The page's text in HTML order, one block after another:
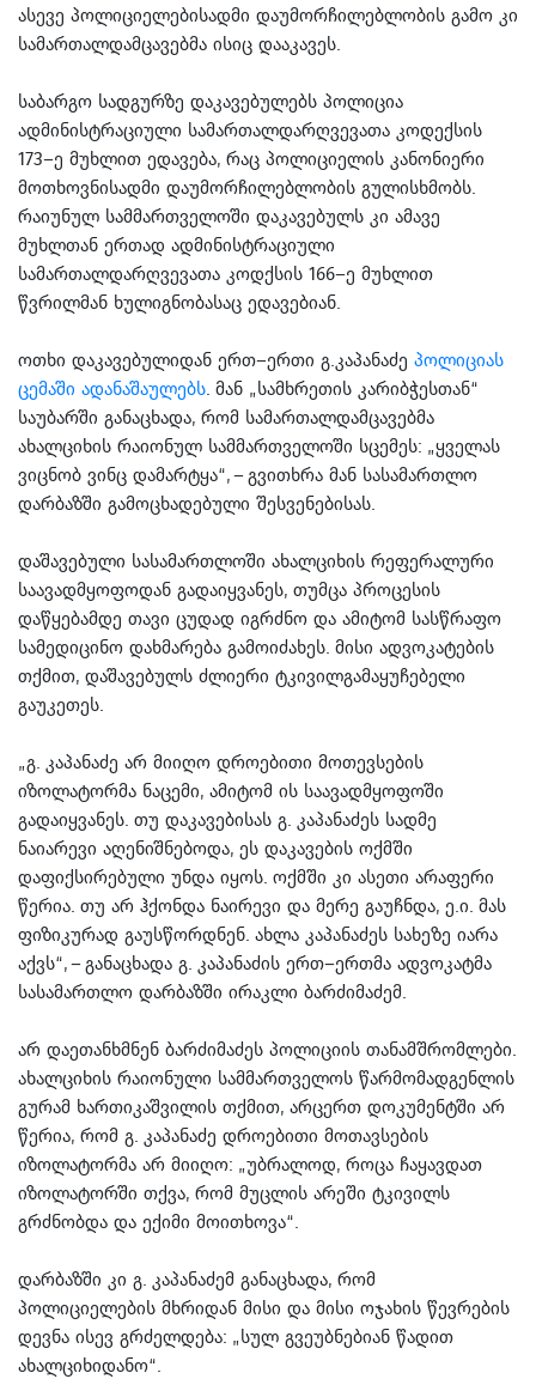
ასევე პოლიციელებისადმი დაუმორჩილებლობის გამო კი
სამართალდამცავებმა ისიც დააკავეს.
საბარგო სადგურზე დაკავებულებს პოლიცია
ადმინისტრაციული სამართალდარღვევათა კოდექსის
173–ე მუხლით ედავება, რაც პოლიციელის კანონიერი
მოთხოვნისადმი დაუმორჩილებლობის გულისხმობს.
რაიუნულ სამმართველოში დაკავებულს კი ამავე
მუხლთან ერთად ადმინისტრაციული
სამართალდარღვევათა კოდქსის 166–ე მუხლით
წვრილმან ხულიგნობასაც ედავებიან.
ოთხი დაკავებულიდან ერთ–ერთი გ.კაპანაძე პოლიციას
ცემაში ადანაშაულებს. მან „სამხრეთის კარიბჭესთან“
საუბარში განაცხადა, რომ სამართალდამცავებმა
ახალციხის რაიონულ სამმართველოში სცემეს: „ყველას
ვიცნობ ვინც დამარტყა“, – გვითხრა მან სასამართლო
დარბაზში გამოცხადებული შესვენებისას.
დაშავებული სასამართლოში ახალციხის რეფერალური
საავადმყოფოდან გადაიყვანეს, თუმცა პროცესის
დაწყებამდე თავი ცუდად იგრძნო და ამიტომ სასწრაფო
სამედიცინო დახმარება გამოიძახეს. მისი ადვოკატების
თქმით, დაშავებულს ძლიერი ტკივილგამაყუჩებელი
გაუკეთეს.
„გ. კაპანაძე არ მიიღო დროებითი მოთევსების
იზოლატორმა ნაცემი, ამიტომ ის საავადმყოფოში
გადაიყვანეს. თუ დაკავებისას გ. კაპანაძეს სადმე
ნაიარევი აღენიშნებოდა, ეს დაკავების ოქმში
დაფიქსირებული უნდა იყოს. ოქმში კი ასეთი არაფერი
წერია. თუ არ ჰქონდა ნაირევი და მერე გაუჩნდა, ე.ი. მას
ფიზიკურად გაუსწორდნენ. ახლა კაპანაძეს სახეზე იარა
აქვს“, – განაცხადა გ. კაპანაძის ერთ–ერთმა ადვოკატმა
სასამართლო დარბაზში ირაკლი ბარძიმაძემ.
არ დაეთანხმნენ ბარძიმაძეს პოლიციის თანამშრომლები.
ახალციხის რაიონული სამმართველოს წარმომადგენლის
გურამ ხართიკაშვილის თქმით, არცერთ დოკუმენტში არ
წერია, რომ გ. კაპანაძე დროებითი მოთავსების
იზოლატორმა არ მიიღო: „უბრალოდ, როცა ჩაყავდათ
იზოლატორში თქვა, რომ მუცლის არეში ტკივილს
გრძნობდა და ექიმი მოითხოვა“.
დარბაზში კი გ. კაპანაძემ განაცხადა, რომ
პოლიციელების მხრიდან მისი და მისი ოჯახის წევრების
დევნა ისევ გრძელდება: „სულ გვეუბნებიან წადით
ახალციხიდანო“.